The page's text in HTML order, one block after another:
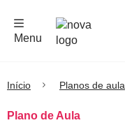
Menu
Início Planos de aula
Plano de Aula